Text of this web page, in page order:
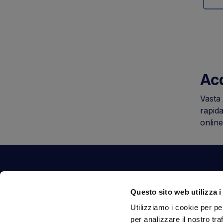
Questo sito web utilizza i
Utilizziamo i cookie per
per analizzare il nostro
Contattaci